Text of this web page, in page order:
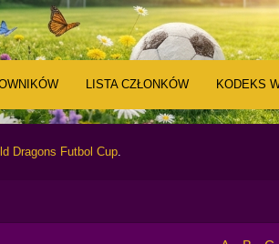
LISTA CZŁONKÓW KODEKS
Dragons Futbol Cup.